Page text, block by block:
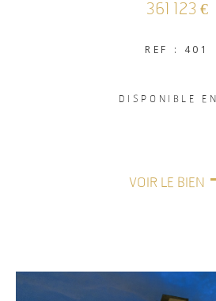
361 123 €
REF : 401
DISPONIBLE EN
VOIR LE BIEN